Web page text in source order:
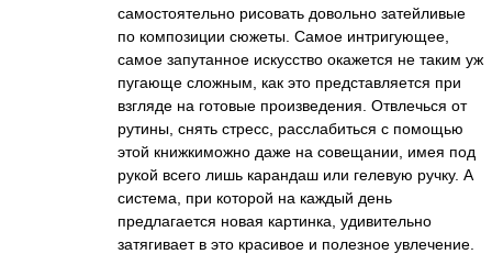
самостоятельно рисовать довольно затейливые
по композиции сюжеты. Самое интригующее,
самое запутанное искусство окажется не таким уж
пугающе сложным, как это представляется при
взгляде на готовые произведения. Отвлечься от
рутины, снять стресс, расслабиться с помощью
этой книжкиможно даже на совещании, имея под
рукой всего лишь карандаш или гелевую ручку. А
система, при которой на каждый день
предлагается новая картинка, удивительно
затягивает в это красивое и полезное увлечение.